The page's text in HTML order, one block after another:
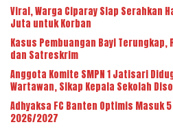
Viral, Warga Ciparay Siap Serahkan
Juta untuk Korban
Kasus Pembuangan Bayi
dan Satreskrim
Anggota Komite SMPN 1 Jatisari
Wartawan, Sikap Kepala Sekolah
Adhyaksa FC Banten Optimis Masuk
2026/2027